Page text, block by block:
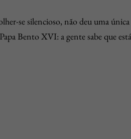
se silencioso, não deu uma
Bento XVI: a gente sabe que